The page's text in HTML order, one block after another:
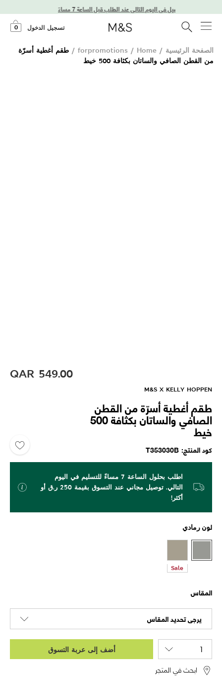
توصيل في اليوم التالي عند الطلب قبل الساعة 7 مساءً
تسجيل الدخول 0
الصفحة الرئيسية /
forpromotions / Home
/ طقم أغطية أسرّة
من القطن الصافي والساتان بكثافة 500 خيط
QAR 549.00
M&S X KELLY HOPPEN
طقم أغطية أسرّة من القطن
الصافي والساتان بكثافة 500
خيط
كود المنتج T353030B
اطلب بحلول الساعة 7 مساءً للتسليم في اليوم
التالي. توصيل مجاني عند التسوق بقيمة 250 ر.ق أو
أكثر!
لون رمادي
Sale
المقاس
يرجى تحديد المقاس
أضف إلى عربة التسوق
ابحث في المتجر